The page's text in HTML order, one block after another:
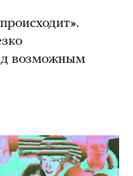
возможным